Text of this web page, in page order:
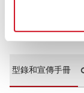
文件和檔案
型錄和宣傳手冊